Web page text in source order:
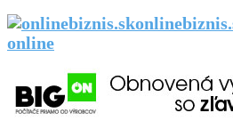
online